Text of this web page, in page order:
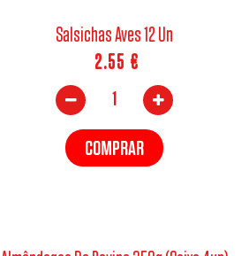
Salsichas Aves 12 Un
2.55 €
COMPRAR